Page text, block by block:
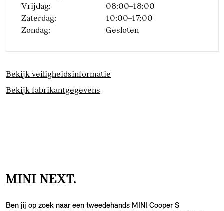
Vrijdag:
08:00–18:00
Zaterdag:
10:00–17:00
Zondag:
Gesloten
Bekijk veiligheidsinformatie
Bekijk fabrikantgegevens
MINI NEXT.
Ben jij op zoek naar een tweedehands MINI Cooper S